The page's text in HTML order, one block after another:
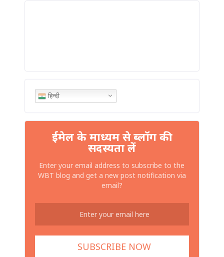
हिन्दी
ईमेल के माध्यम से ब्लॉग की
सदस्यता लें
Enter your email address to subscribe to the
WBT blog and get a new post notification via
email?